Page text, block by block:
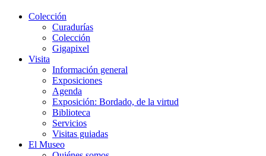
Colección
Curadurías
Colección
Gigapixel
Visita
Información general
Exposiciones
Agenda
Exposición: Bordado, de la virtud
Biblioteca
Servicios
Visitas guiadas
El Museo